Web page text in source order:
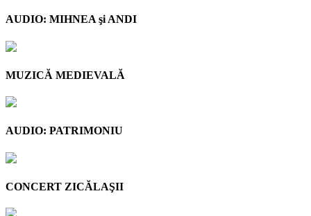
AUDIO: MIHNEA şi ANDI
MUZICĂ MEDIEVALĂ
AUDIO: PATRIMONIU
CONCERT ZICĂLAŞII